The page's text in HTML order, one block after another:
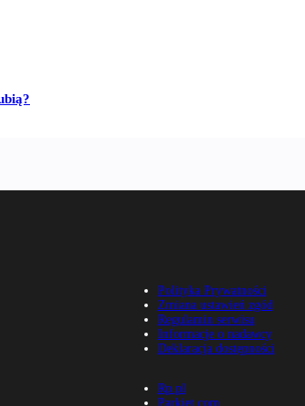
Polityka Prywatności
Zmiana ustawień zgód
Regulamin serwisu
Informacje o nadawcy
Deklaracja dostępności
Rp.pl
Parkiet.com